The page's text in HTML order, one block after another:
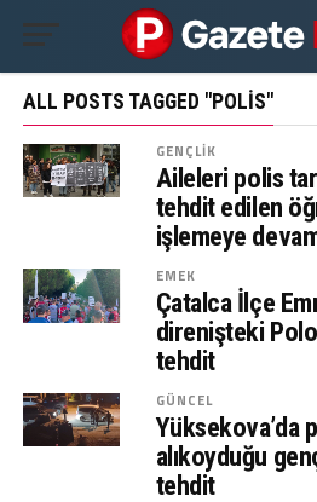
ALL POSTS TAGGED "POLIS"
GENÇLIK
Aileleri polis
tehdit edilen
işlemeye
EMEK
Çatalca İlçe
direnişteki
tehdit
GÜNCEL
Yüksekova’da
alıkoyduğu
tehdit